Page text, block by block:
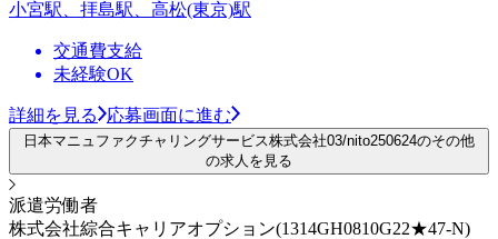
小宮駅、拝島駅、高松(東京)駅
交通費支給
未経験OK
詳細を見る 応募画面に進む
日本マニュファクチャリングサービス株式会社03/nito250624のその他
の求人を見る
派遣労働者
株式会社綜合キャリアオプション(1314GH0810G22★47-N)